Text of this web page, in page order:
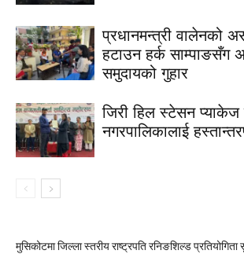
प्रधानमन्त्री वालेनको
हटाउन हर्क साम्पाङसँग
समुदायको गुहार
जिरी हिल स्टेसन प्याकेज
नगरपालिकालाई
मुसिकोटमा जिल्ला स्तरीय राष्ट्रपति रनिङशिल्ड